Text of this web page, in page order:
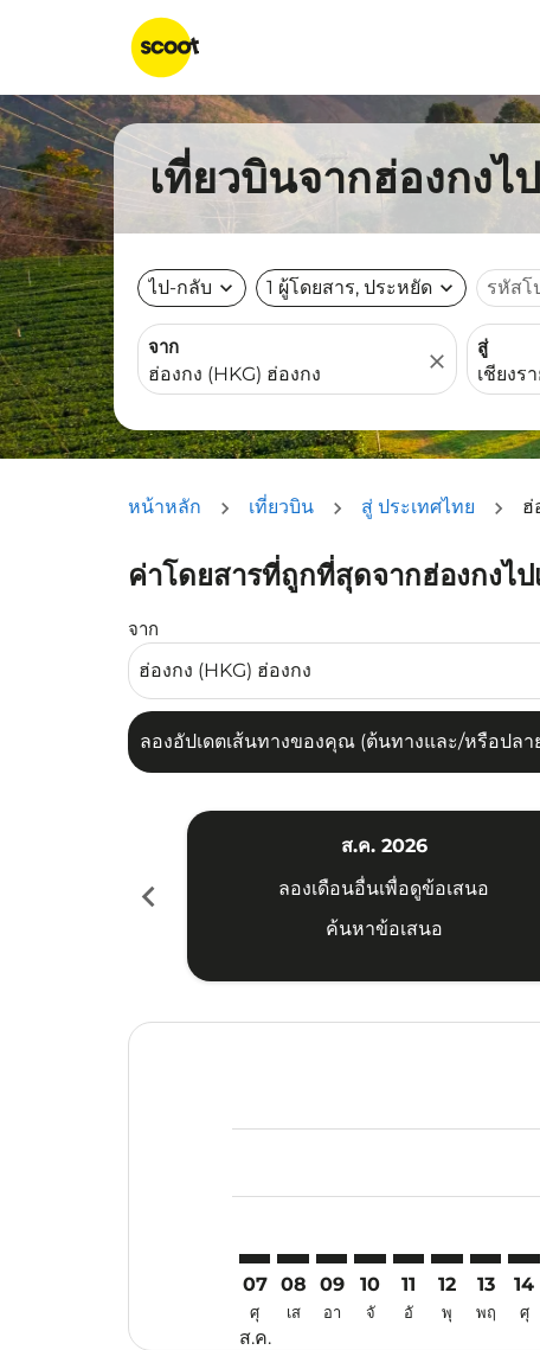
เที่ยวบินจากฮ่องกงไ
ไป-กลับ expand_more 1 ผู้โดยสาร, ประหยัด expand_more รหัสโ
จาก
close
สู่
หน้าหลัก เที่ยวบิน สู่ ประเทศไทย ฮ่
ค่าโดยสารที่ถูกที่สุดจากฮ่องกงไป
จาก
ลองอัปเดตเส้นทางของคุณ (ต้นทางและ/หรือปล
ลองอัปเดตเส้นทางของคุณ (ต้นทางและ/หรือปลาย
chevron_left
ส.ค. 2026
ลองเดือนอื่นเพื่อดูข้อเสนอ
ค้นหาข้อเสนอ
07
ศุ
ส.ค.
08
เส
09
อา
10
จั
11
อั
12
พุ
13
พฤ
14
ศุ